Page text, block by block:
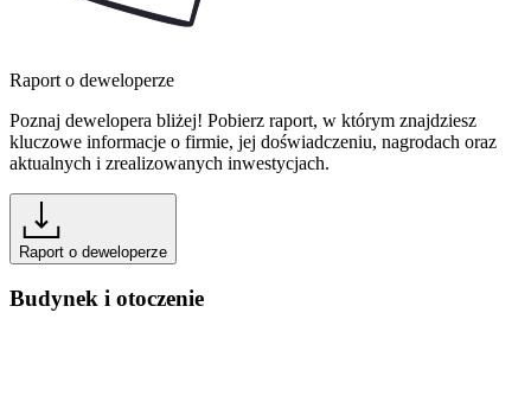
Raport o deweloperze
Poznaj dewelopera bliżej! Pobierz raport, w którym znajdziesz
kluczowe informacje o firmie, jej doświadczeniu, nagrodach oraz
aktualnych i zrealizowanych inwestycjach.
Raport o deweloperze
Budynek i otoczenie